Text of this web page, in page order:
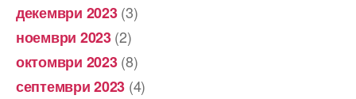
декември 2023(3)
ноември 2023(2)
октомври 2023(8)
септември 2023 (4)